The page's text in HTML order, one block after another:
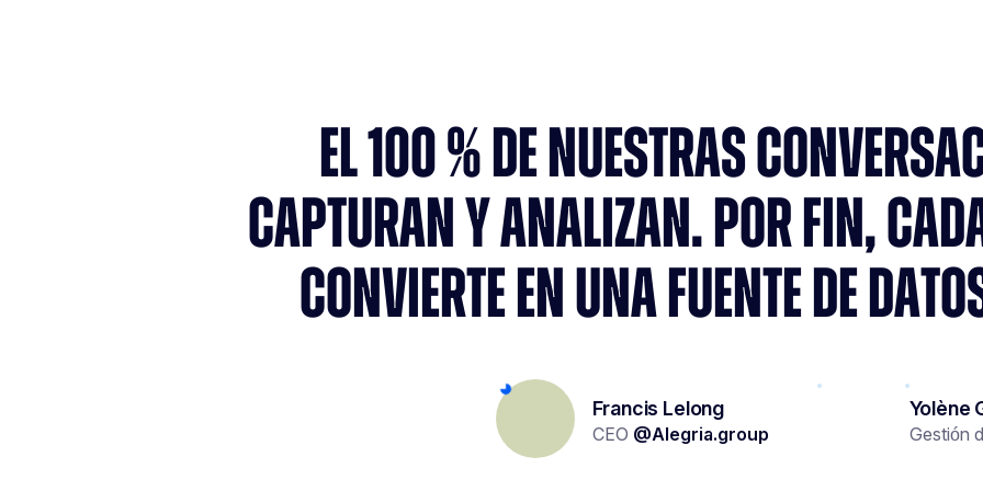
Francis Lelong
CEO @Alegria.group
Yolène
Gestión
EL 100 % DE NUESTRAS
CAPTURAN Y ANALIZAN. POR FIN,
CONVIERTE EN UNA FUENTE DE